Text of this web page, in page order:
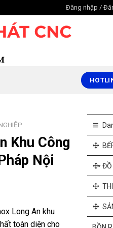
Đăng nhập /
Khu Công
Nội
Long An khu
toàn diện cho
ĐỒ